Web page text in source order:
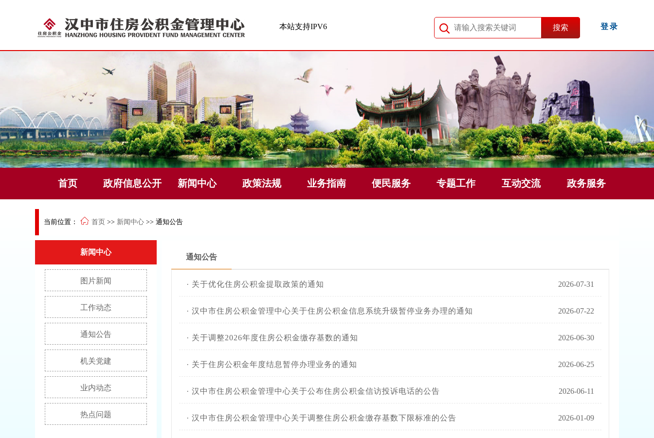
本站支持IPV6 登录
首页 政府信息公开 新闻中心 政策法规 业务指南 便民服务 专题工作 互动交流 政务服务
当前位置： 首页 >> 新闻中心 >> 通知公告
新闻中心
图片新闻
工作动态
通知公告
机关党建
业内动态
热点问题
通知公告
· 关于优化住房公积金提取政策的通知 2026-07-31
· 汉中市住房公积金管理中心关于住房公积金信息系统升级暂停业务办理的通知 2026-07-22
· 关于调整2026年度住房公积金缴存基数的通知 2026-06-30
· 关于住房公积金年度结息暂停办理业务的通知 2026-06-25
· 汉中市住房公积金管理中心关于公布住房公积金信访投诉电话的公告 2026-06-11
· 汉中市住房公积金管理中心关于调整住房公积金缴存基数下限标准的公告 2026-01-09